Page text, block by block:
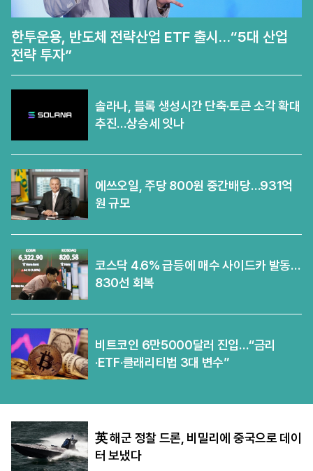
한투운용, 반도체 전략산업 ETF 출시…“5대 산업
전략 투자”
솔라나, 블록 생성시간 단축·토큰 소각 확대
추진…상승세 잇나
에쓰오일, 주당 800원 중간배당…931억
원 규모
코스닥 4.6% 급등에 매수 사이드카 발동…
830선 회복
비트코인 6만5000달러 진입…“금리
·ETF·클래리티법 3대 변수”
英 해군 정찰 드론, 비밀리에 중국으로 데이
터 보냈다